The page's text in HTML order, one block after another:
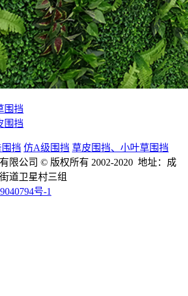
围挡
围挡
挡 仿A级围挡 草皮围挡、小叶草围挡
限公司 © 版权所有 2002-2020 地址：成
道卫星村三组
号-1